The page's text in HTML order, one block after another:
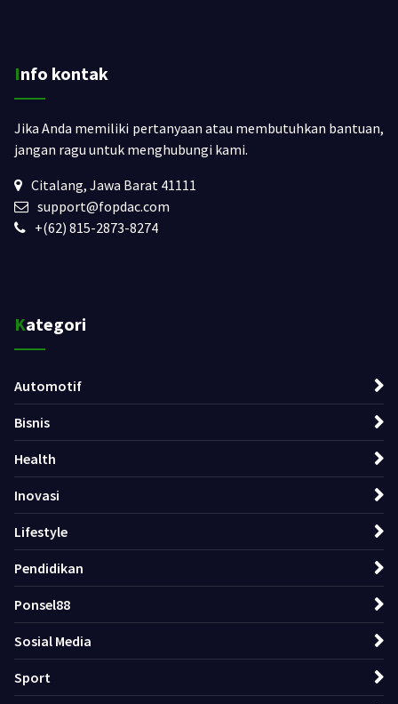
Info kontak
Jika Anda memiliki pertanyaan atau membutuhkan bantuan,
jangan ragu untuk menghubungi kami.
Citalang, Jawa Barat 41111
support@fopdac.com
+(62) 815-2873-8274
Kategori
Automotif
Bisnis
Health
Inovasi
Lifestyle
Pendidikan
Ponsel88
Sosial Media
Sport